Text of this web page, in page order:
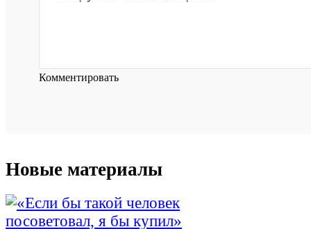
Комментировать
Новые материалы